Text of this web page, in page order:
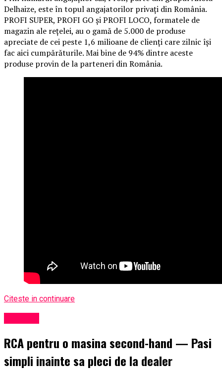
Delhaize, este în topul angajatorilor privați din România.
PROFI SUPER, PROFI GO și PROFI LOCO, formatele de
magazin ale rețelei, au o gamă de 5.000 de produse
apreciate de cei peste 1,6 milioane de clienți care zilnic își
fac aici cumpărăturile. Mai bine de 94% dintre aceste
produse provin de la parteneri din România.
Citeste in continuare
RCA pentru o masina second-hand — Pasi
simpli inainte sa pleci de la dealer